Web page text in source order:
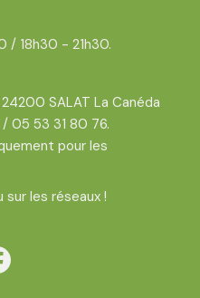
/ 18h30 - 21h30.
SALAT La Canéda
05 53 31 80 76.
pour les
les réseaux !